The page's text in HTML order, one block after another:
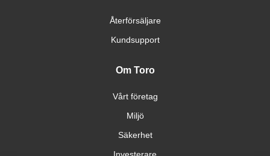
Återförsäljare
Kundsupport
Om Toro
Vårt företag
Miljö
Säkerhet